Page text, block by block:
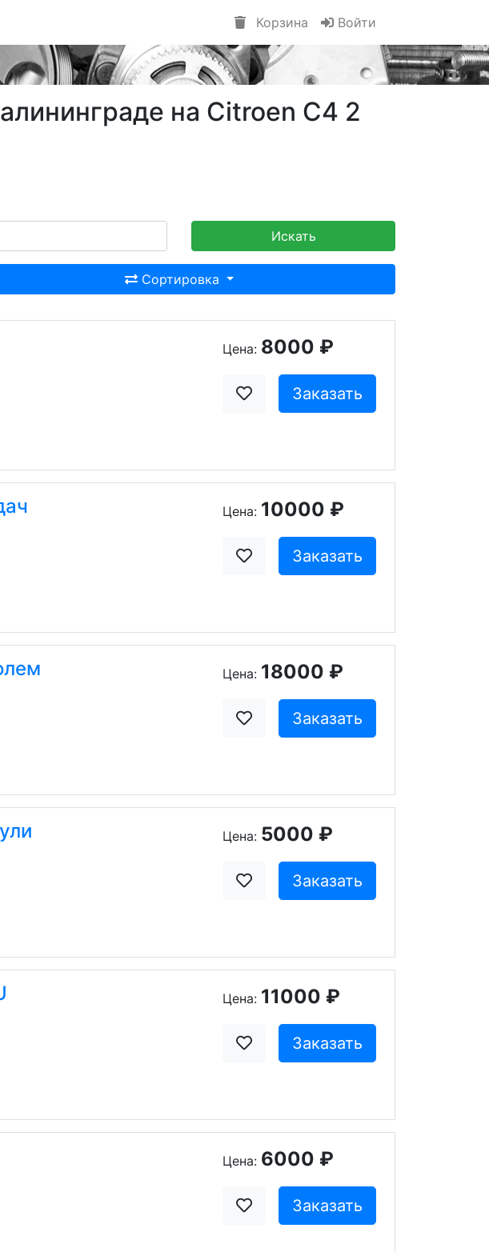
Корзина Войти
на Citroen C4 2
Искать
Сортировка
Цена: 8000 ₽
Заказать
Цена: 10000 ₽
Заказать
Цена: 18000 ₽
Заказать
Цена: 5000 ₽
Заказать
Цена: 11000 ₽
Заказать
Цена: 6000 ₽
Заказать